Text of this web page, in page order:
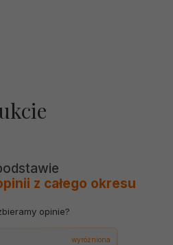
z całego okresu
opinie?
wyróżniona